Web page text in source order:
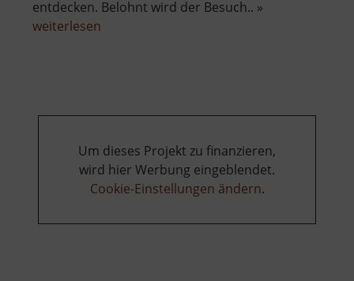
entdecken. Belohnt wird der Besuch.. »
weiterlesen
Um dieses Projekt zu finanzieren,
wird hier Werbung eingeblendet.
Cookie-Einstellungen ändern.